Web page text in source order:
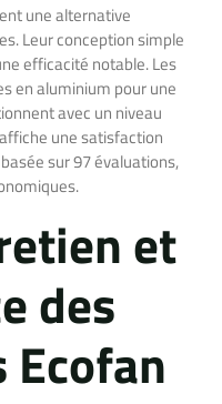
une alternative
Leur conception simple
efficacité notable. Les
en aluminium pour une
avec un niveau
une satisfaction
sur 97 évaluations,
et
des